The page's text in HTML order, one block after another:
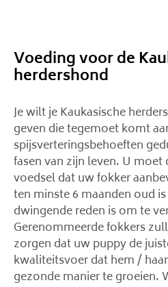
Voeding voor de
herdershond
Je wilt je Kaukasische
geven die tegemoet komt
spijsverteringsbehoeften
fasen van zijn leven. U
voedsel dat uw fokker
ten minste 6 maanden oud
dwingende reden is om te
Gerenommeerde fokkers
zorgen dat uw puppy de
kwaliteitsvoer dat hem /
gezonde manier te groeien.